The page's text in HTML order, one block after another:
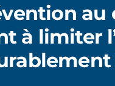
à limiter